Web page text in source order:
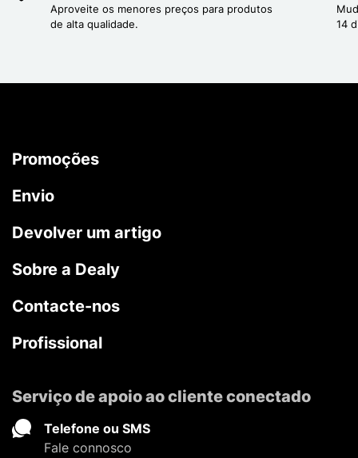
Aproveite os menores preços para produtos
de alta qualidade.
14
Promoções
Envio
Devolver um artigo
Sobre a Dealy
Contacte-nos
Profissional
Serviço de apoio ao cliente conectado
Telefone ou SMS
Fale connosco